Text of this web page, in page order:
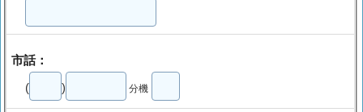
市話：
( ) 分機